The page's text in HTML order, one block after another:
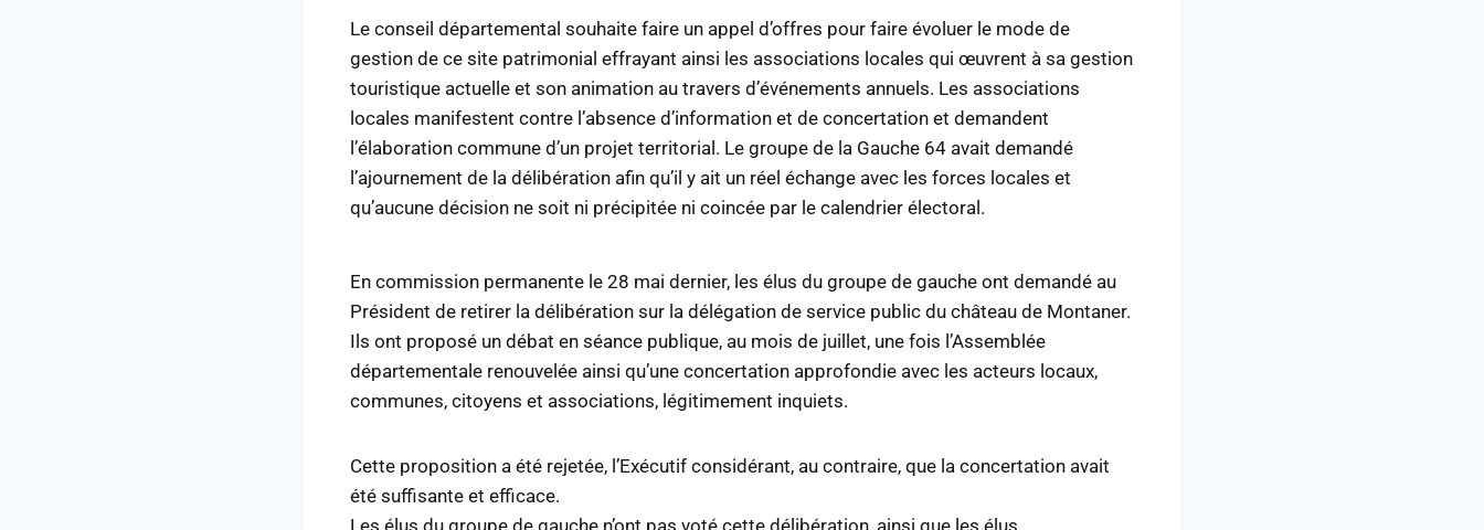
Le conseil départemental souhaite faire un appel d’offres pour faire évoluer le mode de
gestion de ce site patrimonial effrayant ainsi les associations locales qui œuvrent à sa gestion
touristique actuelle et son animation au travers d’événements annuels. Les associations
locales manifestent contre l’absence d’information et de concertation et demandent
l’élaboration commune d’un projet territorial. Le groupe de la Gauche 64 avait demandé
l’ajournement de la délibération afin qu’il y ait un réel échange avec les forces locales et
qu’aucune décision ne soit ni précipitée ni coincée par le calendrier électoral.
En commission permanente le 28 mai dernier, les élus du groupe de gauche ont demandé au
Président de retirer la délibération sur la délégation de service public du château de Montaner.
Ils ont proposé un débat en séance publique, au mois de juillet, une fois l’Assemblée
départementale renouvelée ainsi qu’une concertation approfondie avec les acteurs locaux,
communes, citoyens et associations, légitimement inquiets.
Cette proposition a été rejetée, l’Exécutif considérant, au contraire, que la concertation avait
été suffisante et efficace.
Les élus du groupe de gauche n’ont pas voté cette délibération, ainsi que les élus